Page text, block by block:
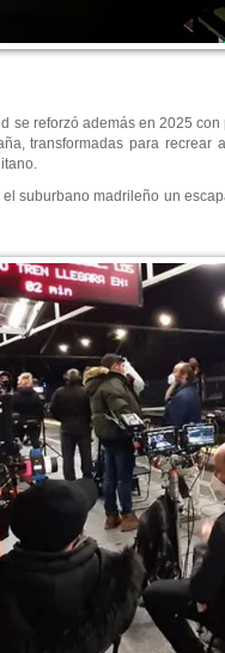
se reforzó además en 2025
transformadas para
suburbano madrileño un